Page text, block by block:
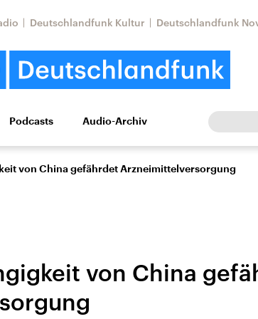
Deutschlandfunk Kultur Deutschlandfunk
Wissen Kultur Europa
Nahostkonflikt
Aktuelle Lage und
Podcasts Audio-Archiv
von China gefährdet Arzneimittelversorgung
von China